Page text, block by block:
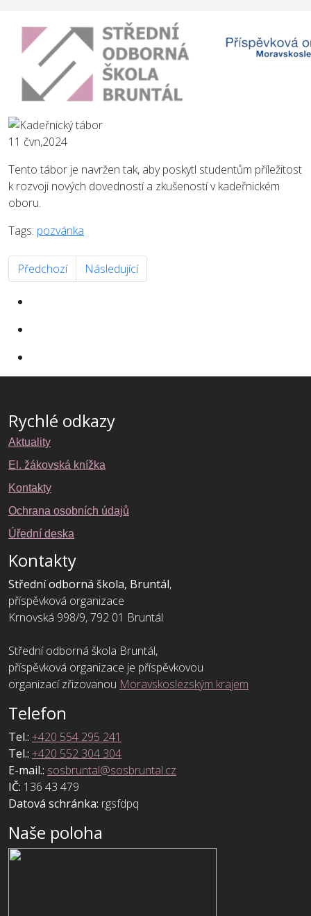
11 čvn,2024
Tento tábor je navržen tak, aby poskytl studentům příležitost
k rozvoji nových dovedností a zkušeností v kadeřnickém
oboru.
Tags: pozvánka
Předchozí článek: Závěrečné zkoušky září 2024
Předchozí Další článek: EXKURZE PEČOVATELEK V
Následující
Rychlé odkazy
Aktuality
El. žákovská knížka
Kontakty
Ochrana osobních údajů
Úřední deska
Kontakty
Střední odborná škola, Bruntál,
příspěvková organizace
Krnovská 998/9, 792 01 Bruntál
Střední odborná škola Bruntál,
příspěvková organizace je příspěvkovou
organizací zřizovanou Moravskoslezským krajem
Telefon
Tel.: +420 554 295 241
Tel.: +420 552 304 304
E-mail.: sosbruntal@sosbruntal.cz
IČ: 136 43 479
Datová schránka: rgsfdpq
Naše poloha